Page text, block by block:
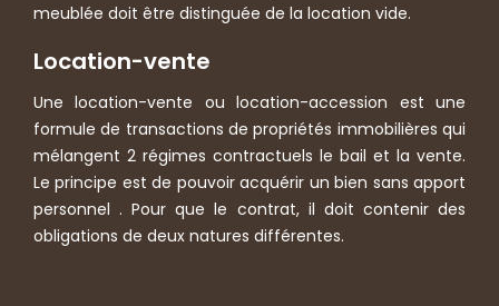
meublée doit être distinguée de la location vide.
Location-vente
Une location-vente ou location-accession est une
formule de transactions de propriétés immobilières qui
mélangent 2 régimes contractuels le bail et la vente.
Le principe est de pouvoir acquérir un bien sans apport
personnel . Pour que le contrat, il doit contenir des
obligations de deux natures différentes.